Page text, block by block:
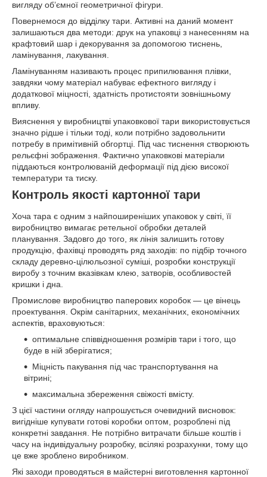
вигляду об’ємної геометричної фігури.
Повернемося до відділку тари. Активні на даний момент
залишаються два методи: друк на упаковці з нанесенням на
крафтовий шар і декорування за допомогою тиснень,
ламінування, лакування.
Ламінуванням називають процес припилювання плівки,
завдяки чому матеріал набуває ефектного вигляду і
додаткової міцності, здатність протистояти зовнішньому
впливу.
Вияснення у виробництві упаковкової тари використовується
значно рідше і тільки тоді, коли потрібно задовольнити
потребу в примітивній обгортці. Під час тиснення створюють
рельєфні зображення. Фактично упаковкові матеріали
піддаються контролюваній деформації під дією високої
температури та тиску.
Контроль якості картонної тари
Хоча тара є одним з найпоширеніших упаковок у світі, її
виробництво вимагає ретельної обробки деталей
планування. Задовго до того, як лінія залишить готову
продукцію, фахівці проводять ряд заходів: по підбір точного
складу деревно-цілюльозної суміші, розробки конструкції
виробу з точним вказівкам клею, затворів, особливостей
кришки і дна.
Промислове виробництво паперових коробок — це вінець
проектування. Окрім санітарних, механічних, економічних
аспектів, враховуються:
оптимальне співвідношення розмірів тари і того, що
буде в ній зберігатися;
Міцність пакування під час транспортування на
вітрині;
максимальна збереження свіжості вмісту.
З цієї частини огляду напрошується очевидний висновок:
вигідніше купувати готові коробки оптом, розроблені під
конкретні завдання. Не потрібно витрачати більше коштів і
часу на індивідуальну розробку, всілякі розрахунки, тому що
це вже зроблено виробником.
Які заходи проводяться в майстерні виготовлення картонної